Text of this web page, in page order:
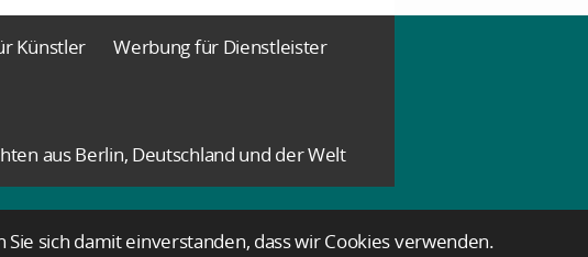
Künstler
Werbung für Dienstleister
aus Berlin, Deutschland und der Welt
sich damit einverstanden, dass wir Cookies verwenden.